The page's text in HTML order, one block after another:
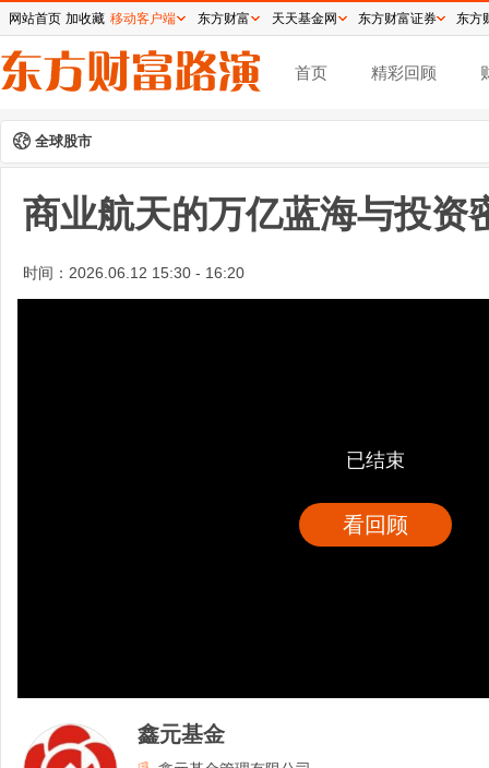
首页 精彩回顾
全球股市
商业航天的万亿蓝海与投资
时间： 2026.06.12 15:30 - 16:20
已结束
看回顾
鑫元基金
网站首页 加收藏 移动客户端 东方财富 天天基金网 东方财富证券 东方